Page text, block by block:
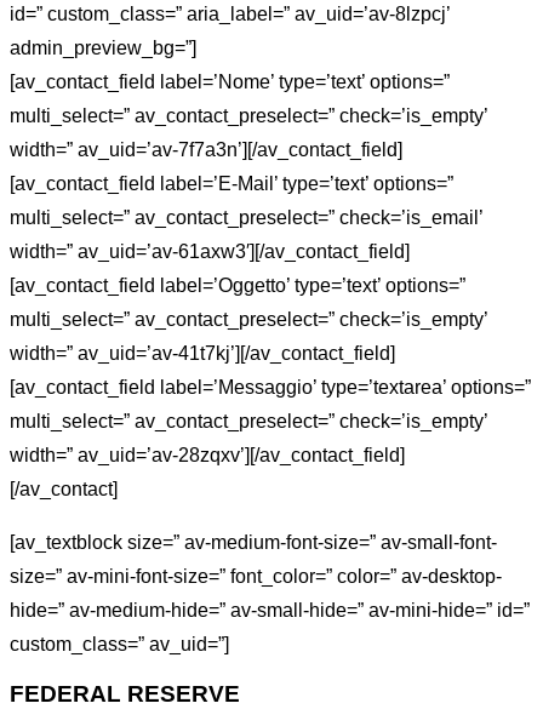
id=” custom_class=” aria_label=” av_uid=’av-8lzpcj’
admin_preview_bg=”]
[av_contact_field label=’Nome’ type=’text’ options=”
multi_select=” av_contact_preselect=” check=’is_empty’
width=” av_uid=’av-7f7a3n’][/av_contact_field]
[av_contact_field label=’E-Mail’ type=’text’ options=”
multi_select=” av_contact_preselect=” check=’is_email’
width=” av_uid=’av-61axw3′][/av_contact_field]
[av_contact_field label=’Oggetto’ type=’text’ options=”
multi_select=” av_contact_preselect=” check=’is_empty’
width=” av_uid=’av-41t7kj’][/av_contact_field]
[av_contact_field label=’Messaggio’ type=’textarea’ options=”
multi_select=” av_contact_preselect=” check=’is_empty’
width=” av_uid=’av-28zqxv’][/av_contact_field]
[/av_contact]
[av_textblock size=” av-medium-font-size=” av-small-font-
size=” av-mini-font-size=” font_color=” color=” av-desktop-
hide=” av-medium-hide=” av-small-hide=” av-mini-hide=” id=”
custom_class=” av_uid=”]
FEDERAL RESERVE